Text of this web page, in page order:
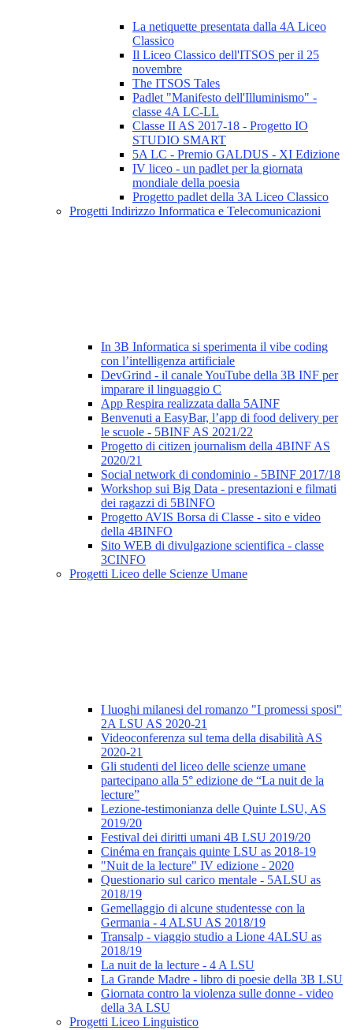
La netiquette presentata dalla 4A Liceo
Classico
Il Liceo Classico dell'ITSOS per il 25
novembre
The ITSOS Tales
Padlet "Manifesto dell'Illuminismo" -
classe 4A LC-LL
Classe II AS 2017-18 - Progetto IO
STUDIO SMART
5A LC - Premio GALDUS - XI Edizione
IV liceo - un padlet per la giornata
mondiale della poesia
Progetto padlet della 3A Liceo Classico
Progetti Indirizzo Informatica e Telecomunicazioni
In 3B Informatica si sperimenta il vibe coding
con l’intelligenza artificiale
DevGrind - il canale YouTube della 3B INF per
imparare il linguaggio C
App Respira realizzata dalla 5AINF
Benvenuti a EasyBar, l’app di food delivery per
le scuole - 5BINF AS 2021/22
Progetto di citizen journalism della 4BINF AS
2020/21
Social network di condominio - 5BINF 2017/18
Workshop sui Big Data - presentazioni e filmati
dei ragazzi di 5BINFO
Progetto AVIS Borsa di Classe - sito e video
della 4BINFO
Sito WEB di divulgazione scientifica - classe
3CINFO
Progetti Liceo delle Scienze Umane
I luoghi milanesi del romanzo "I promessi sposi"
2A LSU AS 2020-21
Videoconferenza sul tema della disabilità AS
2020-21
Gli studenti del liceo delle scienze umane
partecipano alla 5° edizione de “La nuit de la
lecture”
Lezione-testimonianza delle Quinte LSU, AS
2019/20
Festival dei diritti umani 4B LSU 2019/20
Cinéma en français quinte LSU as 2018-19
"Nuit de la lecture" IV edizione - 2020
Questionario sul carico mentale - 5ALSU as
2018/19
Gemellaggio di alcune studentesse con la
Germania - 4 ALSU AS 2018/19
Transalp - viaggio studio a Lione 4ALSU as
2018/19
La nuit de la lecture - 4 A LSU
La Grande Madre - libro di poesie della 3B LSU
Giornata contro la violenza sulle donne - video
della 3A LSU
Progetti Liceo Linguistico